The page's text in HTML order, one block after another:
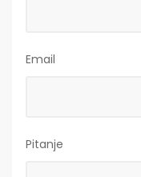
Email
Pitanje